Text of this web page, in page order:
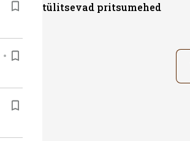
tülitsevad pritsumehed